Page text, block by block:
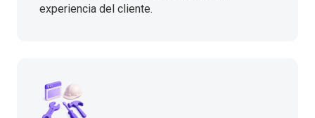
experiencia del cliente.